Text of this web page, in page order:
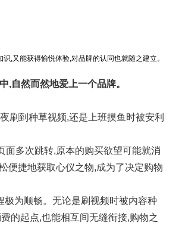
,又能获得愉悦体验,对品牌的认同也就随之建立。
,自然而然地爱上一个品牌。
刷到种草视频,还是上班摸鱼时被安利
面多次跳转,原本的购买欲望可能就消
便捷地获取心仪之物,成为了决定购物
极为顺畅。无论是刷视频时被内容种
的起点,也能相互间无缝衔接,购物之